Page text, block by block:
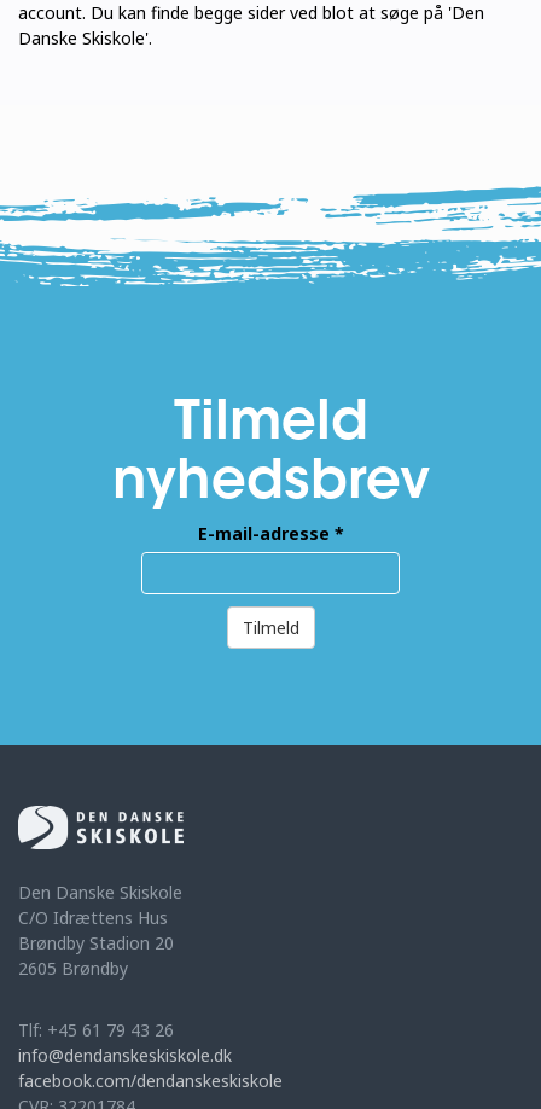
account. Du kan finde begge sider ved blot at søge på 'Den
Danske Skiskole'.
Tilmeld
nyhedsbrev
E-mail-adresse *
Tilmeld
Den Danske Skiskole
C/O Idrættens Hus
Brøndby Stadion 20
2605 Brøndby
Tlf: +45 61 79 43 26
info@dendanskeskiskole.dk
facebook.com/dendanskeskiskole